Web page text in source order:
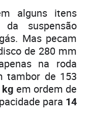
alguns itens
suspensão
Mas pecam
de 280 mm
na roda
tambor de 153
kg em ordem de
para 14